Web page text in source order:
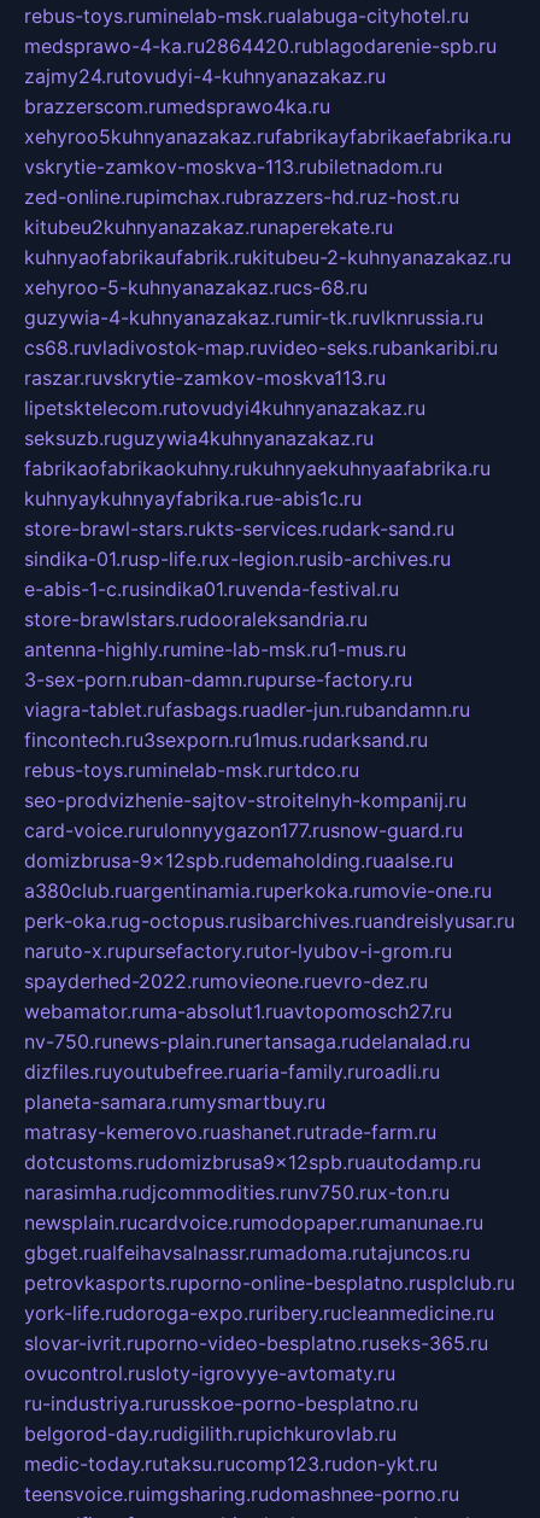
rebus-toys.ruminelab-msk.rualabuga-cityhotel.ru
medsprawo-4-ka.ru2864420.rublagodarenie-spb.ru
zajmy24.rutovudyi-4-kuhnyanazakaz.ru
brazzerscom.rumedsprawo4ka.ru
xehyroo5kuhnyanazakaz.rufabrikayfabrikaefabrika.ru
vskrytie-zamkov-moskva-113.rubiletnadom.ru
zed-online.rupimchax.rubrazzers-hd.ruz-host.ru
kitubeu2kuhnyanazakaz.runaperekate.ru
kuhnyaofabrikaufabrik.rukitubeu-2-kuhnyanazakaz.ru
xehyroo-5-kuhnyanazakaz.rucs-68.ru
guzywia-4-kuhnyanazakaz.rumir-tk.ruvlknrussia.ru
cs68.ruvladivostok-map.ruvideo-seks.rubankaribi.ru
raszar.ruvskrytie-zamkov-moskva113.ru
lipetsktelecom.rutovudyi4kuhnyanazakaz.ru
seksuzb.ruguzywia4kuhnyanazakaz.ru
fabrikaofabrikaokuhny.rukuhnyaekuhnyaafabrika.ru
kuhnyaykuhnyayfabrika.rue-abis1c.ru
store-brawl-stars.rukts-services.rudark-sand.ru
sindika-01.rusp-life.rux-legion.rusib-archives.ru
e-abis-1-c.rusindika01.ruvenda-festival.ru
store-brawlstars.rudooraleksandria.ru
antenna-highly.rumine-lab-msk.ru1-mus.ru
3-sex-porn.ruban-damn.rupurse-factory.ru
viagra-tablet.rufasbags.ruadler-jun.rubandamn.ru
fincontech.ru3sexporn.ru1mus.rudarksand.ru
rebus-toys.ruminelab-msk.rurtdco.ru
seo-prodvizhenie-sajtov-stroitelnyh-kompanij.ru
card-voice.rurulonnyygazon177.rusnow-guard.ru
domizbrusa-9x12spb.rudemaholding.ruaalse.ru
a380club.ruargentinamia.ruperkoka.rumovie-one.ru
perk-oka.rug-octopus.rusibarchives.ruandreislyusar.ru
naruto-x.rupursefactory.rutor-lyubov-i-grom.ru
spayderhed-2022.rumovieone.ruevro-dez.ru
webamator.ruma-absolut1.ruavtopomosch27.ru
nv-750.runews-plain.runertansaga.rudelanalad.ru
dizfiles.ruyoutubefree.ruaria-family.ruroadli.ru
planeta-samara.rumysmartbuy.ru
matrasy-kemerovo.ruashanet.rutrade-farm.ru
dotcustoms.rudomizbrusa9x12spb.ruautodamp.ru
narasimha.rudjcommodities.runv750.rux-ton.ru
newsplain.rucardvoice.rumodopaper.rumanunae.ru
gbget.rualfeihavsalnassr.rumadoma.rutajuncos.ru
petrovkasports.ruporno-online-besplatno.rusplclub.ru
york-life.rudoroga-expo.ruribery.rucleanmedicine.ru
slovar-ivrit.ruporno-video-besplatno.ruseks-365.ru
ovucontrol.rusloty-igrovyye-avtomaty.ru
ru-industriya.rurusskoe-porno-besplatno.ru
belgorod-day.rudigilith.rupichkurovlab.ru
medic-today.rutaksu.rucomp123.rudon-ykt.ru
teensvoice.ruimgsharing.rudomashnee-porno.ru